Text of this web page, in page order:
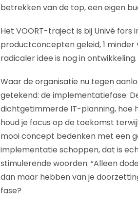
betrekken van de top, een eigen
Het VOORT-traject is bij Univé
productconcepten geleid, 1
radicaler idee is nog in ontwikkeling.
Waar de organisatie nu tegen
getekend: de implementatiefase.
dichtgetimmerde IT-planning, hoe
houd je focus op de toekomst
mooi concept bedenken met een
implementatie schoppen, dat is
stimulerende woorden: “Alleen
dan maar hebben van je
fase?